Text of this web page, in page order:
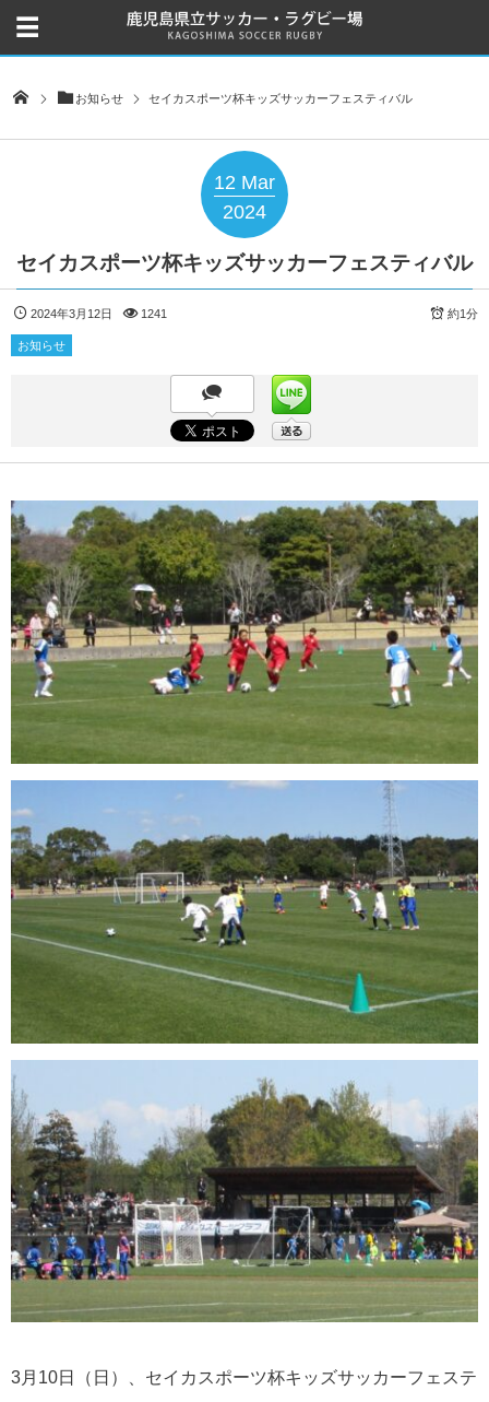
お知らせ セイカスポーツ杯キッズサッカーフェスティバル
12 Mar
2024
セイカスポーツ杯キッズサッカーフェスティバル
2024年3月12日 1241 約1分
お知らせ
3月10日（日）、セイカスポーツ杯キッズサッカーフェステ